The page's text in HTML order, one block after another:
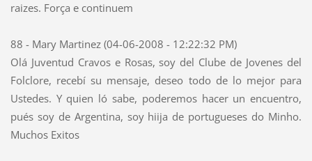
raizes. Força e continuem
88 - Mary Martinez (04-06-2008 - 12:22:32 PM)
Olá Juventud Cravos e Rosas, soy del Clube de Jovenes del
Folclore, recebí su mensaje, deseo todo de lo mejor para
Ustedes. Y quien ló sabe, poderemos hacer un encuentro,
pués soy de Argentina, soy hiija de portugueses do Minho.
Muchos Exitos